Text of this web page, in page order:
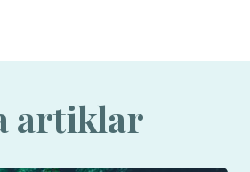
artiklar